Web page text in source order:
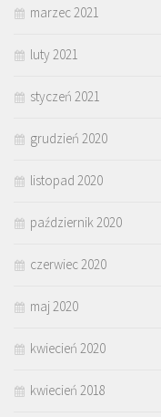
marzec 2021
luty 2021
styczeń 2021
grudzień 2020
listopad 2020
październik 2020
czerwiec 2020
maj 2020
kwiecień 2020
kwiecień 2018